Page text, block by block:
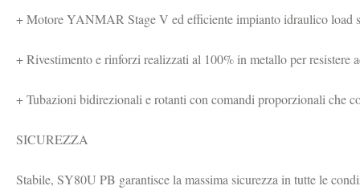
+ Motore YANMAR Stage V ed efficiente impianto idraulico load
+ Rivestimento e rinforzi realizzati al 100% in metallo per resistere
+ Tubazioni bidirezionali e rotanti con comandi proporzionali che
SICUREZZA
Stabile, SY80U PB garantisce la massima sicurezza in tutte le